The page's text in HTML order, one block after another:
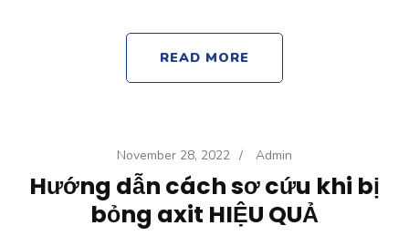
READ MORE
November 28, 2022 / Admin
Hướng dẫn cách sơ cứu khi bị
bỏng axit HIỆU QUẢ